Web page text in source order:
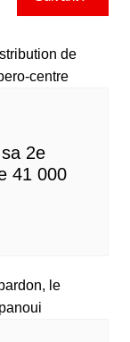
2e
41 000